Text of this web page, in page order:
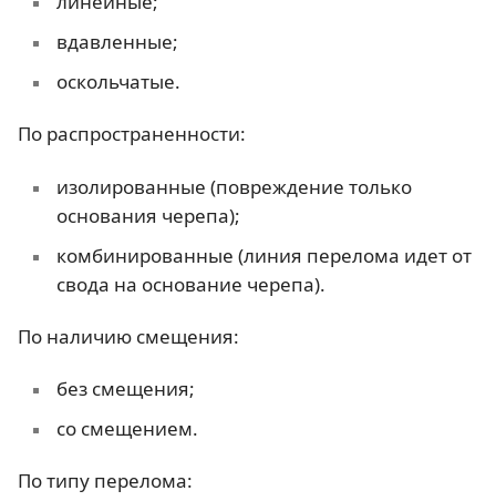
вдавленные;
оскольчатые.
По распространенности:
изолированные (повреждение только
основания черепа);
комбинированные (линия перелома идет от
свода на основание черепа).
По наличию смещения:
без смещения;
со смещением.
По типу перелома: